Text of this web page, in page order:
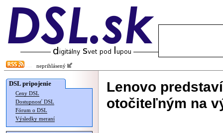
neprihlásený
DSL pripojenie
Ceny DSL
Dostupnosť DSL
Fórum o DSL
Výsledky meraní
Lenovo
otočiteľným na